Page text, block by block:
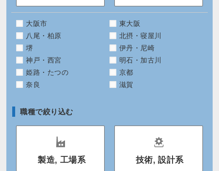
大阪市
東大阪
八尾・柏原
北摂・寝屋川
堺
伊丹・尼崎
神戸・西宮
明石・加古川
姫路・たつの
京都
奈良
滋賀
職種で絞り込む
製造, 工場系 技術, 設計系